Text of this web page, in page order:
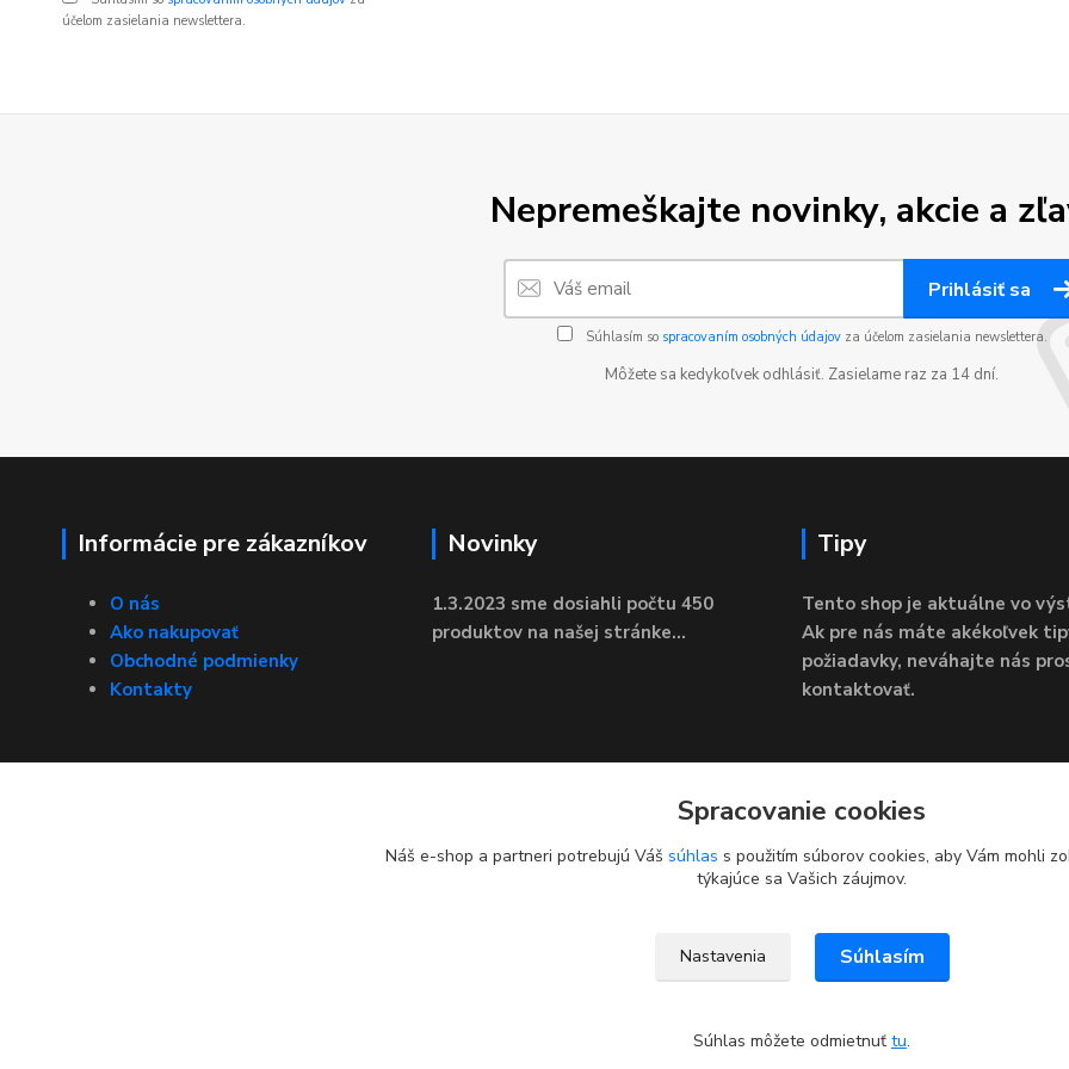
účelom zasielania newslettera.
Nepremeškajte novinky, akcie a
Prihlásiť sa
Súhlasím so spracovaním osobných údajovza účelom zasielania newslettera.
Môžete sa kedykoľvek odhlásiť. Zasielame raz za 14 dní.
Informácie pre zákazníkov
O nás
Ako nakupovať
Obchodné podmienky
Kontakty
Novinky
1.3.2023 sme dosiahli počtu 450
produktov na našej stránke...
Tipy
Tento shop je aktuálne vo
Ak pre nás máte akékoľvek
požiadavky, neváhajte nás
kontaktovať.
Spracovanie cookies
Náš e-shop a partneri potrebujú Váš súhlas s použitím súborov cookies, aby Vám mohli
týkajúce sa Vašich záujmov.
Nastavenia Súhlasím
Súhlas môžete odmietnuť tu.